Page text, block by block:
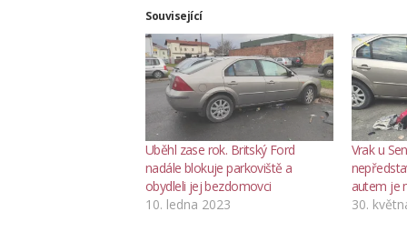
Související
Uběhl zase rok. Britský Ford
nadále blokuje parkoviště a
obydleli jej bezdomovci
10. ledna 2023
Vrak u
autem je
30.